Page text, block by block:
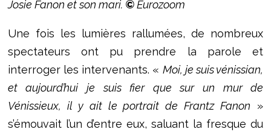
Josie Fanon et son mari. ©Eurozoom
Une fois les lumières rallumées, de nombreux
spectateurs ont pu prendre la parole et
interroger les intervenants. « Moi, je suis vénissian,
et aujourd’hui je suis fier que sur un mur de
Vénissieux, il y ait le portrait de Frantz Fanon »
s’émouvait l’un d’entre eux, saluant la fresque du